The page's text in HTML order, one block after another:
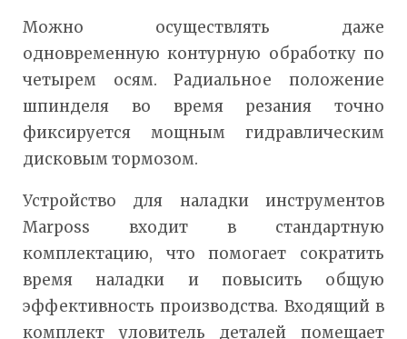
Можно осуществлять даже
одновременную контурную обработку по
четырем осям. Радиальное положение
шпинделя во время резания точно
фиксируется мощным гидравлическим
дисковым тормозом.
Устройство для наладки инструментов
Marposs входит в стандартную
комплектацию, что помогает сократить
время наладки и повысить общую
эффективность производства. Входящий в
комплект уловитель деталей помещает